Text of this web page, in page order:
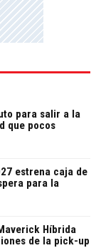
para salir a la
que pocos
estrena caja de
para la
Híbrida
de la pick-up